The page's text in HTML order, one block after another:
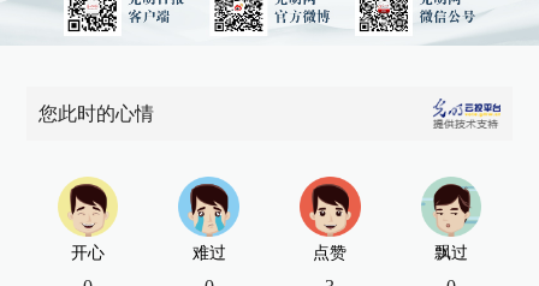
您此时的心情
开心 难过 点赞 飘过